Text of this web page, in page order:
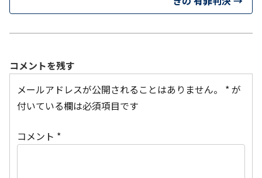
コメントを残す
メールアドレスが公開されることはありません。
*が
付いている欄は必須項目です
コメント *